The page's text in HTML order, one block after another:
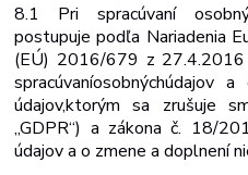
8.1 Pri spracúvaní
postupuje podľa Nariadenia
(EÚ) 2016/679 z 27.4.2016
spracúvaníosobnýchúdajova
údajov,ktorým sa zrušuje
„GDPR“) a zákona č. 18/
údajov a o zmene a doplnení